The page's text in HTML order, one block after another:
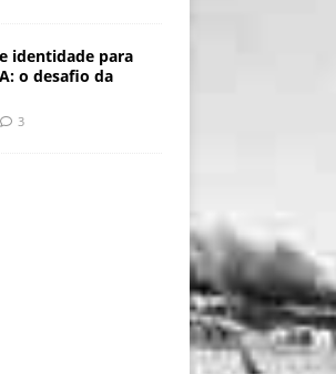
identidade para
o desafio da
3